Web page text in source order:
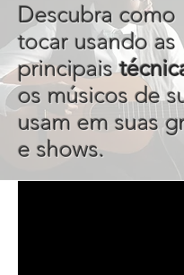
Descubra como
tocar usando as
principais
os músicos de
usam em suas
e shows.